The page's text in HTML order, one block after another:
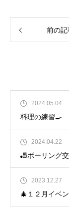
前の記
2024.05.04
料理の練習🍳
2024.04.22
🎳ボーリング
2023.12.27
🎄１２月イベ